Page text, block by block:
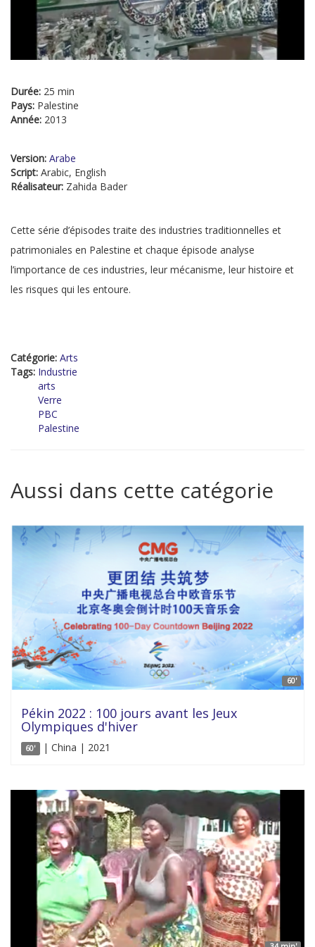
Durée: 25 min
Pays: Palestine
Année: 2013
Version: Arabe
Script: Arabic, English
Réalisateur: Zahida Bader
Cette série d’épisodes traite des industries traditionnelles et
patrimoniales en Palestine et chaque épisode analyse
l’importance de ces industries, leur mécanisme, leur histoire et
les risques qui les entoure.
Catégorie: Arts
Tags: Industrie
arts
Verre
PBC
Palestine
Aussi dans cette catégorie
60'
Pékin 2022 : 100 jours avant les Jeux
Olympiques d'hiver
60' | China | 2021